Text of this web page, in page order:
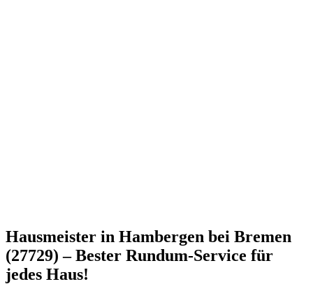
Hausmeister in Hambergen bei Bremen
(27729) – Bester Rundum-Service für
jedes Haus!